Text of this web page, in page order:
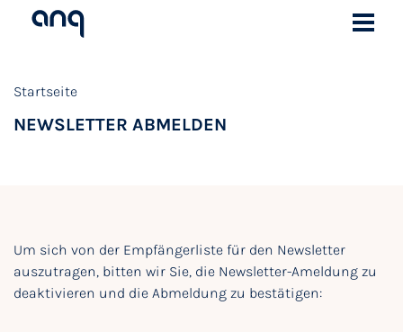
Startseite
NEWSLETTER ABMELDEN
Um sich von der Empfängerliste für den Newsletter
auszutragen, bitten wir Sie, die Newsletter-Ameldung zu
deaktivieren und die Abmeldung zu bestätigen: